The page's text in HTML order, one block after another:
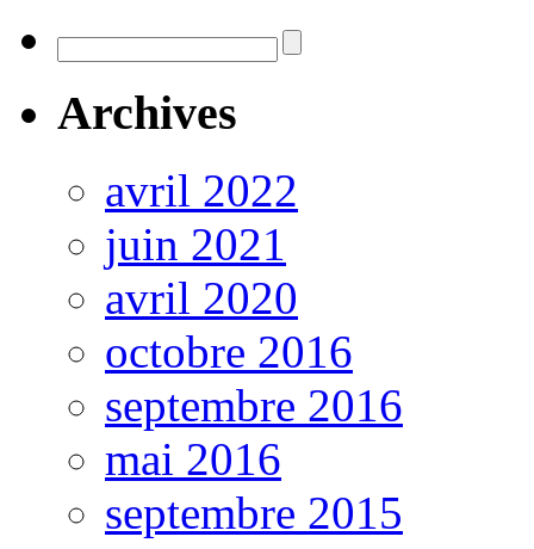
Archives
avril 2022
juin 2021
avril 2020
octobre 2016
septembre 2016
mai 2016
septembre 2015